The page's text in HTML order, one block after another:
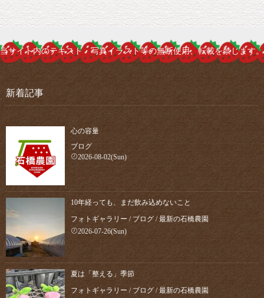
当サイト内のテキスト・写真イラスト等の無断使用、転載を禁じます。
新着記事
心の容量
ブログ
2026-08-02(Sun)
10年経っても、まだ飲み込めないこと
フォトギャラリー / ブログ /最新の石橋農園
2026-07-26(Sun)
夏は「整える」季節
フォトギャラリー / ブログ/最新の石橋農園